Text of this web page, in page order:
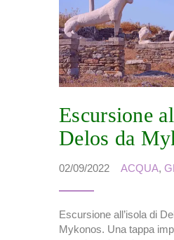
Escursione
Delos da
02/09/2022 ACQUA,
Escursione all’isola di
Mykonos. Una tappa